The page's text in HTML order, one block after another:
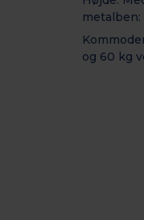
metalben:
og 60 kg